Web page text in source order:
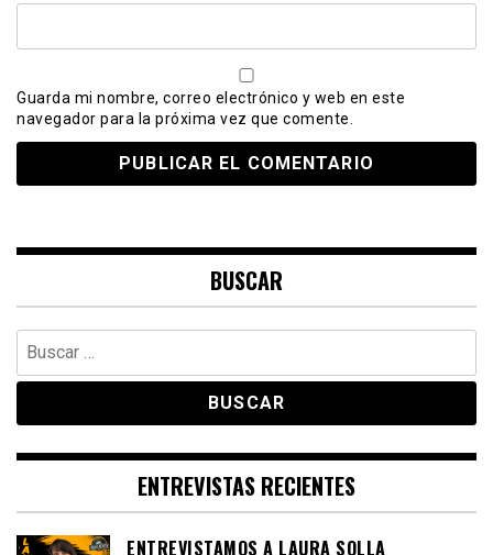
Guarda mi nombre, correo electrónico y web en este
navegador para la próxima vez que comente.
BUSCAR
Buscar:
ENTREVISTAS RECIENTES
ENTREVISTAMOS A LAURA SOLLA